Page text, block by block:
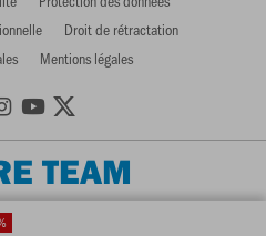
Droit de rétractation
Mentions légales
TEAM